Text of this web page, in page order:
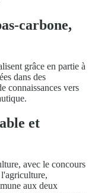
carbone,
grâce en partie à
dans des
connaissances vers
et
avec le concours
aux deux